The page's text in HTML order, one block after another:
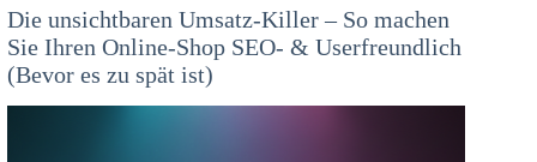
Die unsichtbaren Umsatz-Killer – So machen
Sie Ihren Online-Shop SEO- & Userfreundlich
(Bevor es zu spät ist)